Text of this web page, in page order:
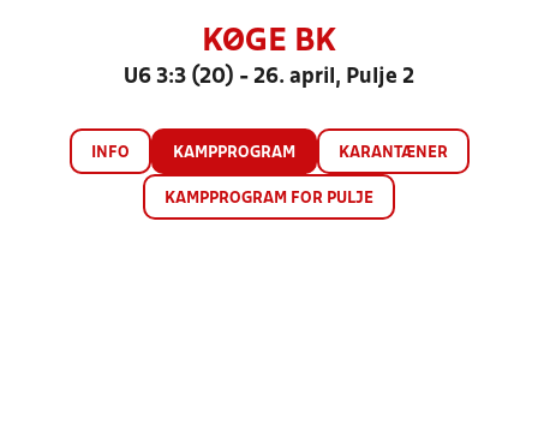
KØGE BK
U6 3:3 (20) - 26. april, Pulje 2
INFO KAMPPROGRAM KARANTÆNER
KAMPPROGRAM FOR PULJE